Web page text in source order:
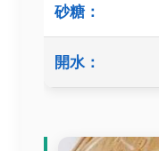
砂糖：
開水：